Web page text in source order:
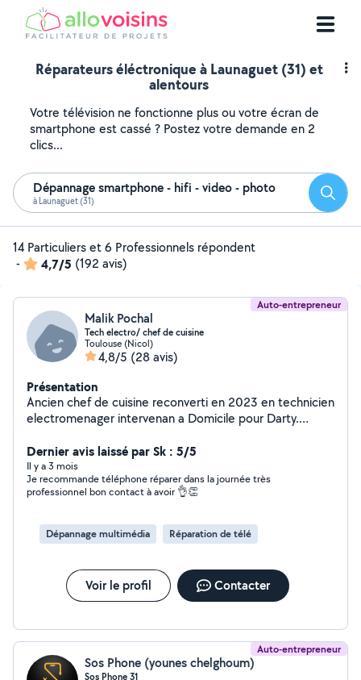
Réparateurs éléctronique à Launaguet (31) et
alentours
Votre télévision ne fonctionne plus ou votre écran de
smartphone est cassé ? Postez votre demande en 2
clics...
Dépannage smartphone - hifi - video - photo
à Launaguet (31)
14 Particuliers et 6 Professionnels répondent
-
4,7/5 (192 avis)
Auto-entrepreneur
Malik Pochal
Tech electro/ chef de cuisine
Toulouse (Nicol)
4,8/5 (28 avis)
Présentation
Ancien chef de cuisine reconverti en 2023 en technicien
electromenager intervenan a Domicile pour Darty.
évènement nécessitant un pro de la cuisine ou réparer
les electro récalcitrant. Avec moi les problèmes
trouvent leurs Solution
Dernier avis laissé par Sk : 5/5
Il y a 3 mois
Je recommande téléphone réparer dans la journée très
professionnel bon contact à avoir 👌👏
Dépannage multimédia Réparation de télé
Voir le profil Contacter
Auto-entrepreneur
Sos Phone (younes chelghoum)
Sos Phone 31